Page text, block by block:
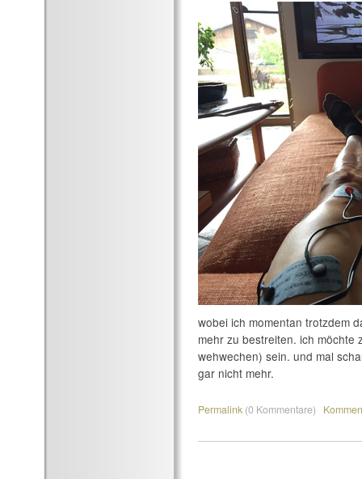
wobei ich momentan trotzdem
mehr zu bestreiten. ich möchte
wehwechen) sein. und mal
gar nicht mehr.
Permalink (0 Kommentare)